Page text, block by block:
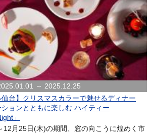
～ 2025.12.25
仙台】クリスマスカラーで魅せるディナー
ョンとともに楽しむ ハイティー
」
12月25日(木)の期間、窓の向こうに煌めく市